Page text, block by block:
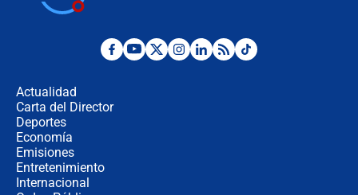
Posesión de Abelardo De La Espriella
Actualidad
Carta del Director
Deportes
Economía
Emisiones
Entretenimiento
Internacional